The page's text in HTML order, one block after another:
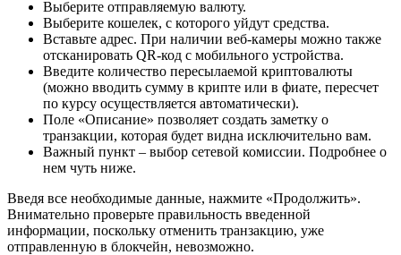
Выберите отправляемую валюту.
Выберите кошелек, с которого уйдут средства.
Вставьте адрес. При наличии веб-камеры можно также
отсканировать QR-код с мобильного устройства.
Введите количество пересылаемой криптовалюты
(можно вводить сумму в крипте или в фиате, пересчет
по курсу осуществляется автоматически).
Поле «Описание» позволяет создать заметку о
транзакции, которая будет видна исключительно вам.
Важный пункт – выбор сетевой комиссии. Подробнее о
нем чуть ниже.
Введя все необходимые данные, нажмите «Продолжить».
Внимательно проверьте правильность введенной
информации, поскольку отменить транзакцию, уже
отправленную в блокчейн, невозможно.